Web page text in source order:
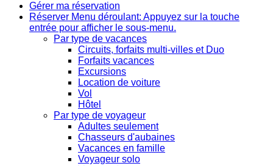
Gérer ma réservation
Réserver Menu déroulant: Appuyez sur la touche
entrée pour afficher le sous-menu.
Par type de vacances
Circuits, forfaits multi-villes et Duo
Forfaits vacances
Excursions
Location de voiture
Vol
Hôtel
Par type de voyageur
Adultes seulement
Chasseurs d'aubaines
Vacances en famille
Voyageur solo